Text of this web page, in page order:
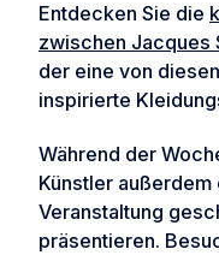
Entdecken Sie die
zwischen Jacques
der eine von
inspirierte
Während der
Künstler
Veranstaltung
präsentieren.